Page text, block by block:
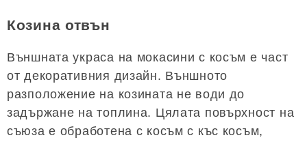
Козина отвън
Външната украса на мокасини с косъм е част
от декоративния дизайн. Външното
разположение на козината не води до
задържане на топлина. Цялата повърхност на
съюза е обработена с косъм с къс косъм,